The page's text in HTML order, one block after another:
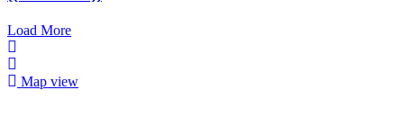
Load More
Map view